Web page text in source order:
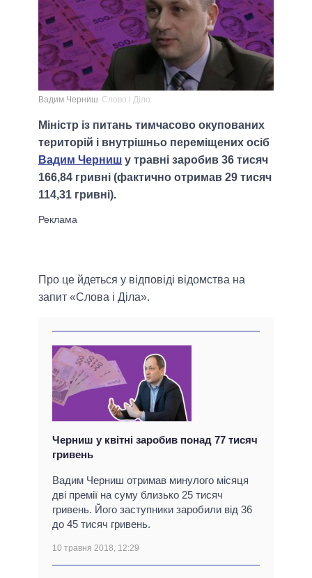
Вадим Черниш Слово і Діло
Міністр із питань тимчасово окупованих
територій і внутрішньо переміщених осіб
Вадим Черниш у травні заробив 36 тисяч
166,84 гривні (фактично отримав 29 тисяч
114,31 гривні).
Про це йдеться у відповіді відомства на
запит «Слова і Діла».
Черниш у квітні заробив понад 77 тисяч
гривень
Вадим Черниш отримав минулого місяця
дві премії на суму близько 25 тисяч
гривень. Його заступники заробили від 36
до 45 тисяч гривень.
10 травня 2018, 12:29